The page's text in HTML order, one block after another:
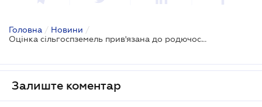
Головна / Новини /
Оцінка сільгоспземель прив'язана до родючості ґрунтів – хто заплатить більше, а хто менше
Залиште коментар